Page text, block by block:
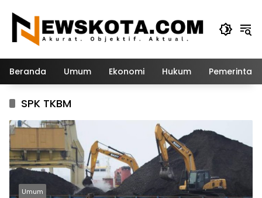
konten
Beranda Umum Ekonomi Hukum
SPK TKBM
Umum